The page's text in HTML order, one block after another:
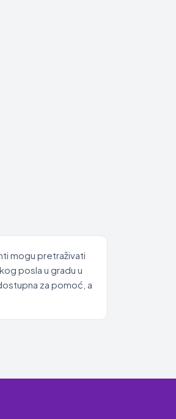
mogu pretraživati
posla u gradu u
za pomoć, a